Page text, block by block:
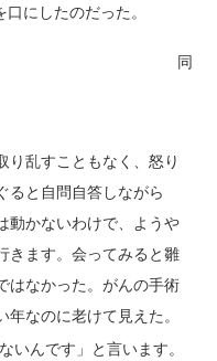
にしたのだった。
同
乱すこともなく、怒り
ると自問自答しながら
動かないわけで、ようや
きます。会ってみると雛
はなかった。がんの手術
なのに老けて見えた。
いんです」と言います。